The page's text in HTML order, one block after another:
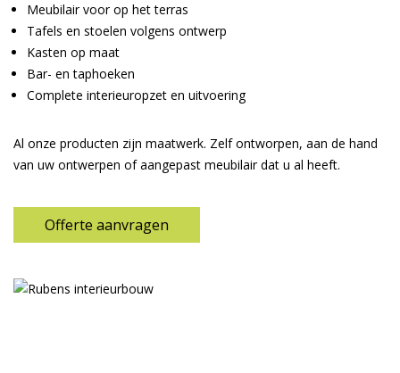
Meubilair voor op het terras
Tafels en stoelen volgens ontwerp
Kasten op maat
Bar- en taphoeken
Complete interieuropzet en uitvoering
Al onze producten zijn maatwerk. Zelf ontworpen, aan de hand
van uw ontwerpen of aangepast meubilair dat u al heeft.
Offerte aanvragen